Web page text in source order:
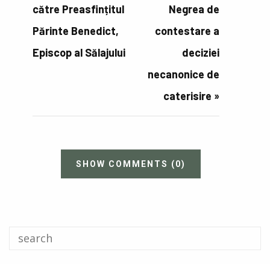
către Preasfințitul
Părinte Benedict,
Episcop al Sălajului
Negrea de
contestare a
deciziei
necanonice de
caterisire »
SHOW COMMENTS (0)